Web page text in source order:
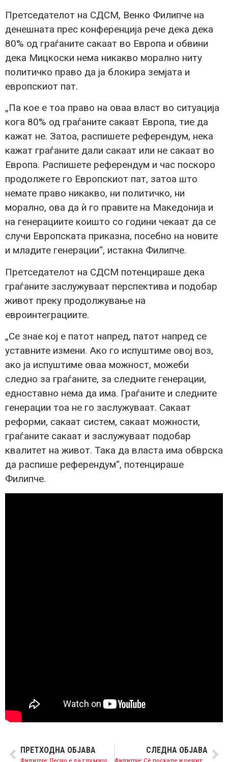
Претседателот на СДСМ, Венко Филипче на
денешната прес конференција рече дека дека
80% од граѓаните сакаат во Европа и обвини
дека Мицкоски нема никакво морално ниту
политичко право да ја блокира земјата и
европскиот пат.
„Па кое е тоа право на оваа власт во ситуација
кога 80% од граѓаните сакаат Европа, тие да
кажат не. Затоа, распишете референдум, нека
кажат граѓаните дали сакаат или не сакаат во
Европа. Распишете референдум и час поскоро
продолжете го Европскиот пат, затоа што
немате право никакво, ни политичко, ни
морално, ова да ѝ го правите на Македонија и
на генерациите коишто со години чекаат да се
случи Европската приказна, посебно на новите
и младите генерации“, истакна Филипче.
Претседателот на СДСМ потенцираше дека
граѓаните заслужуваат перспектива и подобар
живот преку продолжување на
евроинтеграциите.
„Се знае кој е патот напред, патот напред се
уставните измени. Ако го испуштиме овој воз,
ако ја испуштиме оваа можност, можеби
следно за граѓаните, за следните генерации,
едноставно нема да има. Граѓаните и следните
генерации тоа не го заслужуваат. Сакаат
реформи, сакаат систем, сакаат можности,
граѓаните сакаат и заслужуваат подобар
квалитет на живот. Така да власта има обврска
да распише референдум“, потенцираше
Филипче.
ПРЕТХОДНА ОБЈАВА СЛЕДНА ОБЈАВА
Филипче: Сè поскапе и цените нема да се вратат назад, Владата ги остави граѓаните сами